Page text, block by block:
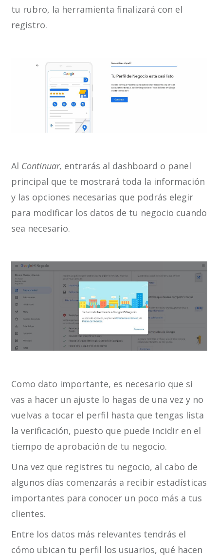
tu rubro, la herramienta finalizará con el
registro.
Al Continuar, entrarás al dashboard o panel
principal que te mostrará toda la información
y las opciones necesarias que podrás elegir
para modificar los datos de tu negocio cuando
sea necesario.
Como dato importante, es necesario que si
vas a hacer un ajuste lo hagas de una vez y no
vuelvas a tocar el perfil hasta que tengas lista
la verificación, puesto que puede incidir en el
tiempo de aprobación de tu negocio.
Una vez que registres tu negocio, al cabo de
algunos días comenzarás a recibir estadísticas
importantes para conocer un poco más a tus
clientes.
Entre los datos más relevantes tendrás el
cómo ubican tu perfil los usuarios, qué hacen